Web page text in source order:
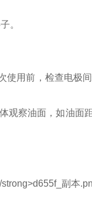
。
用前，检查电极
观察油面，如油面